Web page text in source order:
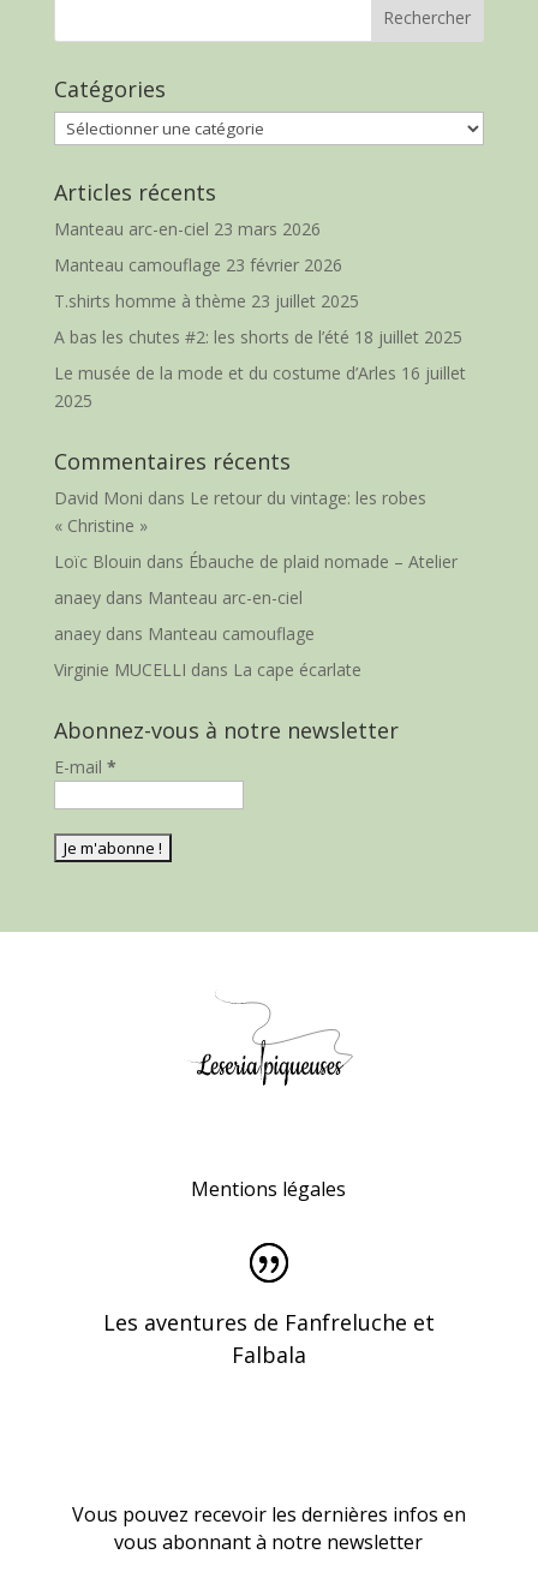
Catégories
Catégories
Articles récents
Manteau arc-en-ciel 23 mars 2026
Manteau camouflage 23 février 2026
T.shirts homme à thème 23 juillet 2025
A bas les chutes #2: les shorts de l’été 18 juillet 2025
Le musée de la mode et du costume d’Arles 16 juillet
2025
Commentaires récents
David Moni dans Le retour du vintage: les robes
« Christine »
Loïc Blouin dans Ébauche de plaid nomade – Atelier
anaeydans Manteau arc-en-ciel
anaeydans Manteau camouflage
Virginie MUCELLI dans La cape écarlate
Abonnez-vous à notre newsletter
E-mail *
Mentions légales
Les aventures de Fanfreluche et
Falbala
Vous pouvez recevoir les dernières infos en
vous abonnant à notre newsletter